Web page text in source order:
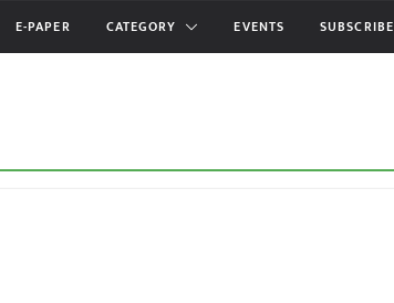
E-PAPER CATEGORY EVENTS SUBSCRIBE